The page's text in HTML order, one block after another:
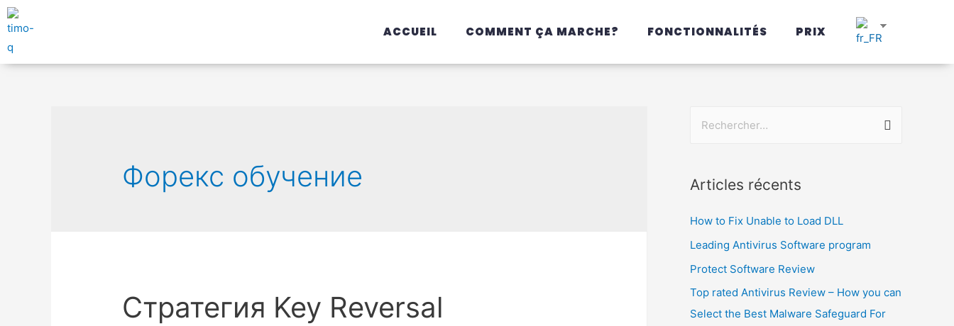
ACCUEIL COMMENT ÇA MARCHE? FONCTIONNALITÉS PRIX
Форекс обучение
Стратегия Key Reversal
Articles récents
How to Fix Unable to Load DLL
Leading Antivirus Software program
Protect Software Review
Top rated Antivirus Review – How you can
Select the Best Malware Safeguard For